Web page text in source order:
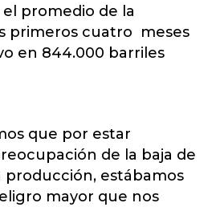
el promedio de la
primeros cuatro meses
en 844.000 barriles
que por estar
de la baja de
producción, estábamos
mayor que nos